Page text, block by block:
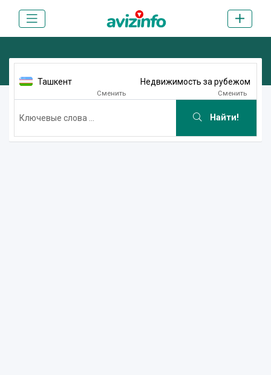
Ташкент
Сменить
Недвижимость за рубежом
Сменить
Найти!